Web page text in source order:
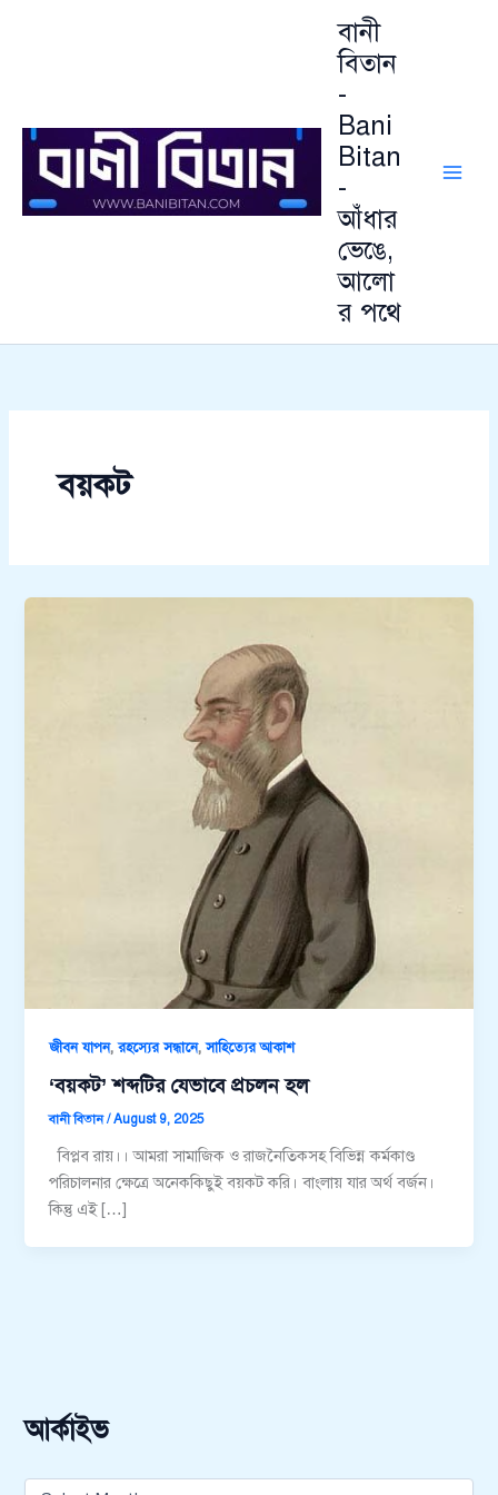
বানী
বিতান
-
Bani
Bitan
-
আঁধার
ভেঙে,
আলো
র পথে
বয়কট
জীবন যাপন,রহস্যের সন্ধানে,সাহিত্যের আকাশ
‘বয়কট’ শব্দটির যেভাবে প্রচলন হল
বানী বিতান/August 9, 2025
বিপ্লব রায়।। আমরা সামাজিক ও রাজনৈতিকসহ বিভিন্ন কর্মকাণ্ড
পরিচালনার ক্ষেত্রে অনেককিছুই বয়কট করি। বাংলায় যার অর্থ বর্জন।
কিন্তু এই […]
আর্কাইভ